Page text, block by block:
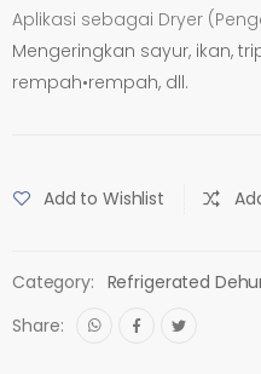
Aplikasi sebagai Dryer
Mengeringkan sayur, ikan,
rempah•rempah, dll.
Add to Wishlist
Category: Refrigerated
Share: